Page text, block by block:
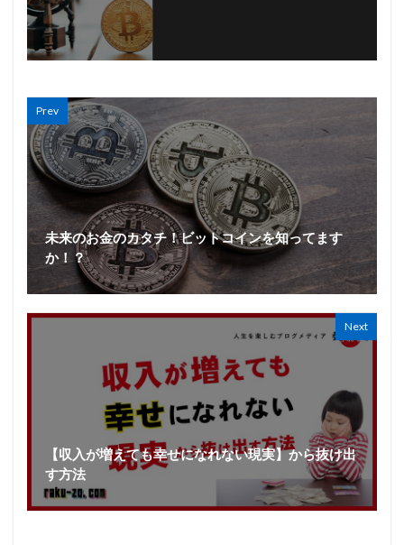
Prev
未来のお金のカタチ！ビットコインを知ってます
か！？
Next
【収入が増えても幸せになれない現実】から抜け出
す方法